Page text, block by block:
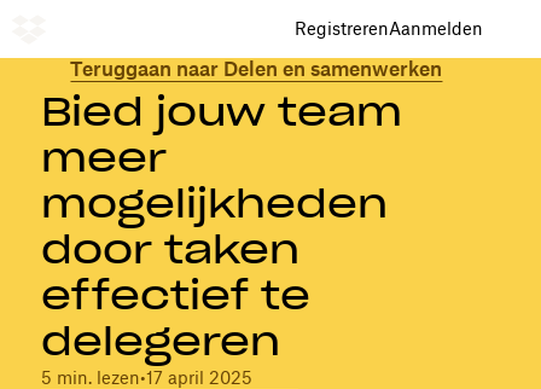
RegistrerenAanmelden
Teruggaan naar Delen en samenwerken
Bied jouw team
meer
mogelijkheden
door taken
effectief te
delegeren
5 min. lezen•17 april 2025